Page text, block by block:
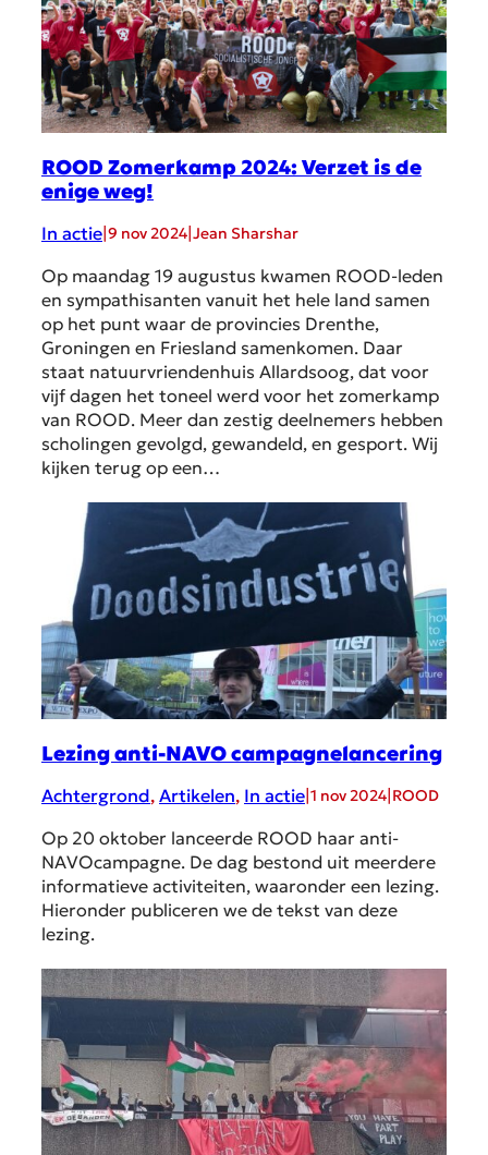
ROOD Zomerkamp 2024: Verzet is de
enige weg!
In actie 9 nov 2024 Jean Sharshar
Op maandag 19 augustus kwamen ROOD-leden
en sympathisanten vanuit het hele land samen
op het punt waar de provincies Drenthe,
Groningen en Friesland samenkomen. Daar
staat natuurvriendenhuis Allardsoog, dat voor
vijf dagen het toneel werd voor het zomerkamp
van ROOD. Meer dan zestig deelnemers hebben
scholingen gevolgd, gewandeld, en gesport. Wij
kijken terug op een…
Lezing anti-NAVO campagnelancering
Achtergrond, Artikelen, In actie 1 nov 2024 ROOD
Op 20 oktober lanceerde ROOD haar anti-
NAVOcampagne. De dag bestond uit meerdere
informatieve activiteiten, waaronder een lezing.
Hieronder publiceren we de tekst van deze
lezing.